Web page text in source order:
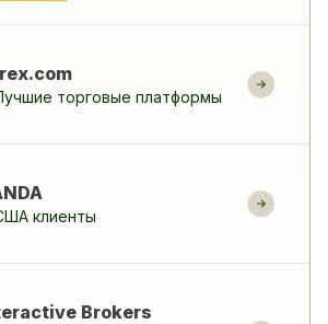
торговые платформы
клиенты
Brokers